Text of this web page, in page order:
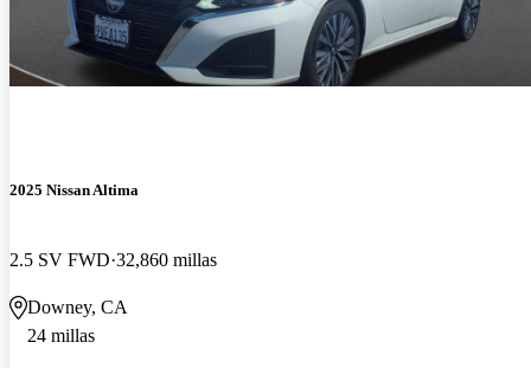
2025 Nissan Altima
2.5 SV FWD 32,860 millas
Downey, CA
24 millas